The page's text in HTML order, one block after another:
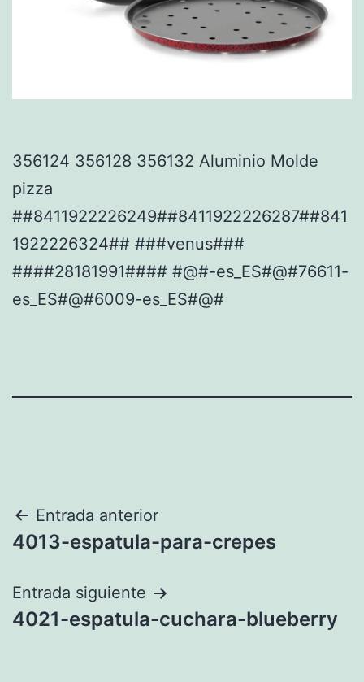
356124 356128 356132 Aluminio Molde
pizza
##8411922226249##8411922226287##841
1922226324## ###venus###
####28181991#### #@#-es_ES#@#76611-
es_ES#@#6009-es_ES#@#
Navegación
de
entradas
Entrada anterior
4013-espatula-para-crepes
Entrada siguiente
4021-espatula-cuchara-blueberry